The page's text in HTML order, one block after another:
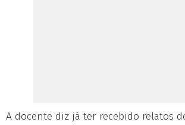
A docente diz já ter recebido relatos